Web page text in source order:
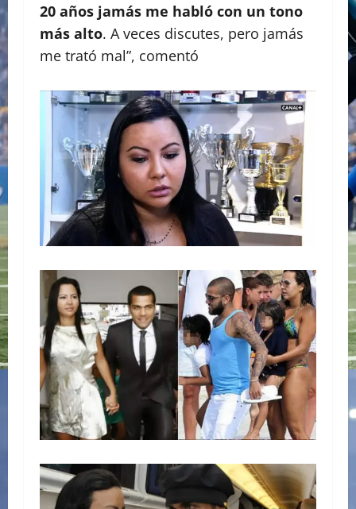
20 años jamás me habló con un tono
más alto. A veces discutes, pero jamás
me trató mal”, comentó